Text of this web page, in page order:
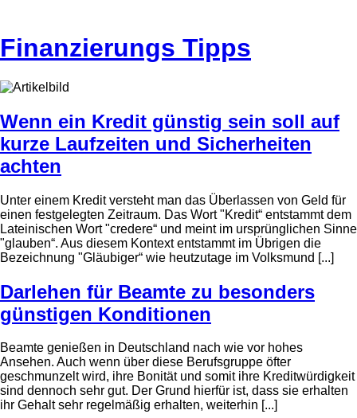
Finanzierungs Tipps
Wenn ein Kredit günstig sein soll auf
kurze Laufzeiten und Sicherheiten
achten
Unter einem Kredit versteht man das Überlassen von Geld für
einen festgelegten Zeitraum. Das Wort "Kredit“ entstammt dem
Lateinischen Wort "credere“ und meint im ursprünglichen Sinne
"glauben“. Aus diesem Kontext entstammt im Übrigen die
Bezeichnung "Gläubiger“ wie heutzutage im Volksmund [...]
Darlehen für Beamte zu besonders
günstigen Konditionen
Beamte genießen in Deutschland nach wie vor hohes
Ansehen. Auch wenn über diese Berufsgruppe öfter
geschmunzelt wird, ihre Bonität und somit ihre Kreditwürdigkeit
sind dennoch sehr gut. Der Grund hierfür ist, dass sie erhalten
ihr Gehalt sehr regelmäßig erhalten, weiterhin [...]